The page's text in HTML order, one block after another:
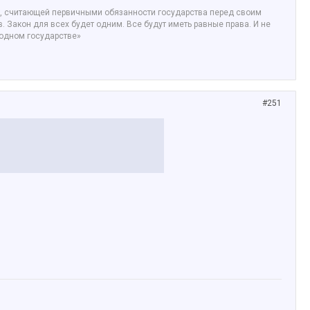
первичными обязанности государства перед своим
для всех будет одним. Все будут иметь равные права. И не
государстве»
#251